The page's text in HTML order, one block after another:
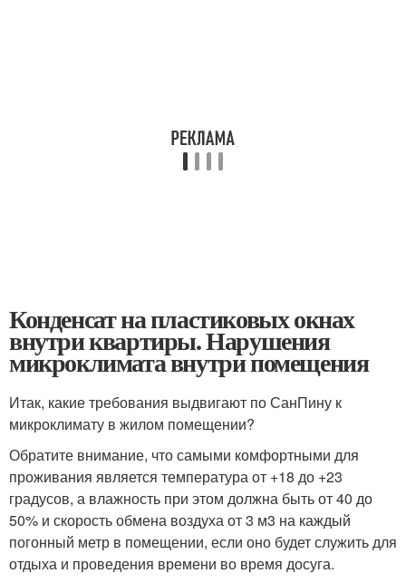
Конденсат на пластиковых окнах
внутри квартиры. Нарушения
микроклимата внутри помещения
Итак, какие требования выдвигают по СанПину к
микроклимату в жилом помещении?
Обратите внимание, что самыми комфортными для
проживания является температура от +18 до +23
градусов, а влажность при этом должна быть от 40 до
50% и скорость обмена воздуха от 3 м3 на каждый
погонный метр в помещении, если оно будет служить для
отдыха и проведения времени во время досуга.